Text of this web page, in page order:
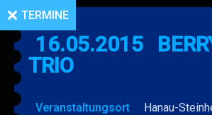
TERMINE
16.05.2015
TRIO
Veranstaltungsort
Hanau-